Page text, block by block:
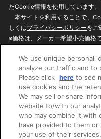
たCookie情報を使用しています。
本サイトを利用することで、
しくはプライバシーポリシーをご
※価格は、メーカー希望小売価格で
ざいますのでご了承ください。
privacypolicy
ウェブサイトご利用条件
個人情報保護方針
We use unique personal
analyze our traffic and to
Please click here to see
use cookies and the
We may sell or share
website to/with our
who may combine it with
have provided to them
your use of their